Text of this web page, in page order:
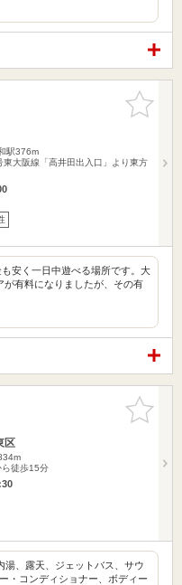
お気に入
りに追加
駅376m
東大阪線「高井田出入口」より東方
安く一日中遊べる場所です。大
有料になりましたが、その有
お気に入
りに追加
区
ら徒歩15分
湯、露天、ジェットバス、サウ
・コンディショナー、ボディー